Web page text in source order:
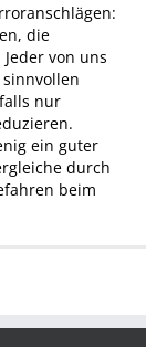
die
von uns
nur
ein guter
durch
beim